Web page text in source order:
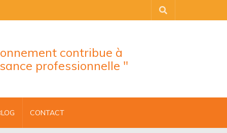
contribue à
professionnelle "
CONTACT